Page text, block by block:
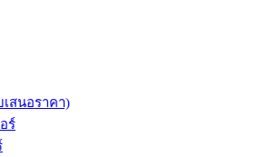
เสนอราคา)
ร์